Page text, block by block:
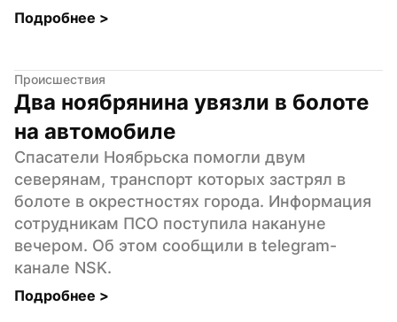
Подробнее >
Происшествия
Два ноябрянина увязли в болоте
на автомобиле
Спасатели Ноябрьска помогли двум
северянам, транспорт которых застрял в
болоте в окрестностях города. Информация
сотрудникам ПСО поступила накануне
вечером. Об этом сообщили в telegram-
канале NSK.
Подробнее >